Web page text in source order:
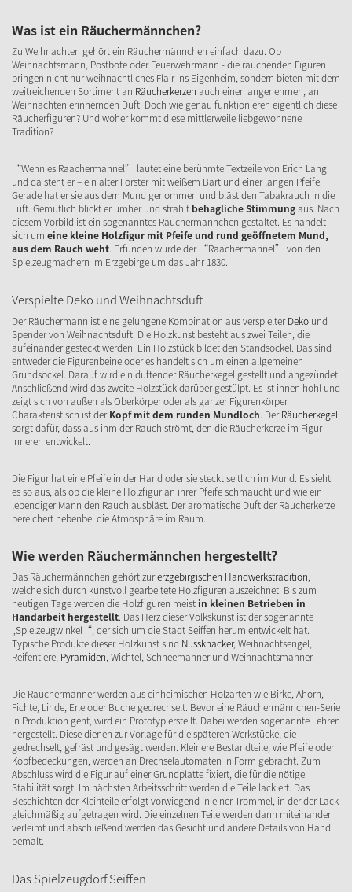
Was ist ein Räuchermännchen?
Zu Weihnachten gehört ein Räuchermännchen einfach dazu. Ob
Weihnachtsmann, Postbote oder Feuerwehrmann - die rauchenden Figuren
bringen nicht nur weihnachtliches Flair ins Eigenheim, sondern bieten mit dem
weitreichenden Sortiment an Räucherkerzen auch einen angenehmen, an
Weihnachten erinnernden Duft. Doch wie genau funktionieren eigentlich diese
Räucherfiguren? Und woher kommt diese mittlerweile liebgewonnene
Tradition?
“Wenn es Raachermannel” lautet eine berühmte Textzeile von Erich Lang
und da steht er – ein alter Förster mit weißem Bart und einer langen Pfeife.
Gerade hat er sie aus dem Mund genommen und bläst den Tabakrauch in die
Luft. Gemütlich blickt er umher und strahlt behagliche Stimmungaus. Nach
diesem Vorbild ist ein sogenanntes Räuchermännchen gestaltet. Es handelt
sich um eine kleine Holzfigur mit Pfeife und rund geöffnetem Mund,
aus dem Rauch weht. Erfunden wurde der “Raachermannel” von den
Spielzeugmachern im Erzgebirge um das Jahr 1830.
Verspielte Deko und Weihnachtsduft
Der Räuchermann ist eine gelungene Kombination aus verspielterDeko und
Spender von Weihnachtsduft. Die Holzkunst besteht aus zwei Teilen, die
aufeinander gesteckt werden. Ein Holzstück bildet den Standsockel. Das sind
entweder die Figurenbeine oder es handelt sich um einen allgemeinen
Grundsockel. Darauf wird ein duftender Räucherkegel gestellt und angezündet.
Anschließend wird das zweite Holzstück darüber gestülpt. Es ist innen hohl und
zeigt sich von außen als Oberkörper oder als ganzer Figurenkörper.
Charakteristisch ist derKopf mit dem runden Mundloch. DerRäucherkegel
sorgt dafür, dass aus ihm der Rauch strömt, den die Räucherkerze im Figur
inneren entwickelt.
Die Figur hat eine Pfeife in der Hand oder sie steckt seitlich im Mund. Es sieht
es so aus, als ob die kleine Holzfigur an ihrer Pfeife schmaucht und wie ein
lebendiger Mann den Rauch ausbläst. Der aromatische Duft der Räucherkerze
bereichert nebenbei die Atmosphäre im Raum.
Wie werden Räuchermännchen hergestellt?
Das Räuchermännchen gehört zurerzgebirgischen Handwerkstradition,
welche sich durch kunstvoll gearbeitete Holzfiguren auszeichnet. Bis zum
heutigen Tage werden die Holzfiguren meist in kleinen Betrieben in
Handarbeit hergestellt. Das Herz dieser Volkskunst ist der sogenannte
„Spielzeugwinkel“, der sich um die Stadt Seiffen herum entwickelt hat.
Typische Produkte dieser Holzkunst sind Nussknacker, Weihnachtsengel,
Reifentiere, Pyramiden, Wichtel, Schneemänner und Weihnachtsmänner.
Die Räuchermänner werden aus einheimischen Holzarten wie Birke, Ahorn,
Fichte, Linde, Erle oder Buche gedrechselt. Bevor eine Räuchermännchen-Serie
in Produktion geht, wird ein Prototyp erstellt. Dabei werden sogenannte Lehren
hergestellt. Diese dienen zur Vorlage für die späteren Werkstücke, die
gedrechselt, gefräst und gesägt werden. Kleinere Bestandteile, wie Pfeife oder
Kopfbedeckungen, werden an Drechselautomaten in Form gebracht. Zum
Abschluss wird die Figur auf einer Grundplatte fixiert, die für die nötige
Stabilität sorgt. Im nächsten Arbeitsschritt werden die Teile lackiert. Das
Beschichten der Kleinteile erfolgt vorwiegend in einer Trommel, in der der Lack
gleichmäßig aufgetragen wird. Die einzelnen Teile werden dann miteinander
verleimt und abschließend werden das Gesicht und andere Details von Hand
bemalt.
Das Spielzeugdorf Seiffen